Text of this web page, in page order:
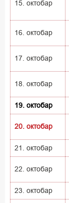
15. октобар
16. октобар
17. октобар
18. октобар
19. октобар
20. октобар
21. октобар
22. октобар
23. октобар